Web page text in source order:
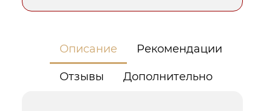
Описание Рекомендации
Отзывы Дополнительно